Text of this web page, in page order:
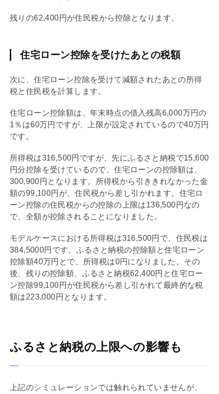
残りの62,400円が住民税から控除となります。
住宅ローン控除を受けたあとの税額
次に、住宅ローン控除を受けて減額されたあとの所得
税と住民税を計算します。
住宅ローン控除額は、年末時点の借入残高6,000万円の
1％は60万円ですが、上限が設定されているので40万円
です。
所得税は316,500円ですが、先にふるさと納税で15,600
円分控除を受けているので、住宅ローンの控除額は、
300,900円となります。所得税から引ききれなかった金
額の99,100円が、住民税から差し引かれます。 住宅ロ
ーン控除の住民税からの控除の上限は136,500円なの
で、全額が控除されることになりました。
モデルケースにおける所得税は316,500円で、住民税は
384,5000円です。ふるさと納税の控除額と住宅ローン
控除額40万円とで、所得税は0円になりました。その
後、残りの控除額、ふるさと納税62,400円と住宅ロー
ン控除99,100円が住民税から差し引かれて最終的な税
額は223,000円となります。
ふるさと納税の上限への影響も
上記のシミュレーションでは触れられていませんが、